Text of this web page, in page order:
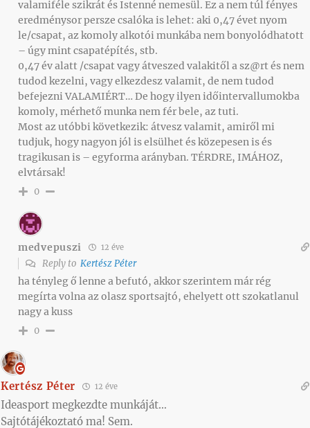
valamiféle szikrát és Istenné nemesül. Ez a nem túl fényes
eredménysor persze csalóka is lehet: aki 0,47 évet nyom
le/csapat, az komoly alkotói munkába nem bonyolódhatott
– úgy mint csapatépítés, stb.
0,47 év alatt /csapat vagy átveszed valakitől a sz@rt és nem
tudod kezelni, vagy elkezdesz valamit, de nem tudod
befejezni VALAMIÉRT… De hogy ilyen időintervallumokba
komoly, mérhető munka nem fér bele, az tuti.
Most az utóbbi következik: átvesz valamit, amiről mi
tudjuk, hogy nagyon jól is elsülhet és közepesen is és
tragikusan is – egyforma arányban. TÉRDRE, IMÁHOZ,
elvtársak!
0
medvepuszi 12 éve
Reply to Kertész Péter
ha tényleg ő lenne a befutó, akkor szerintem már rég
megírta volna az olasz sportsajtó, ehelyett ott szokatlanul
nagy a kuss
0
Kertész Péter 12 éve
Ideasport megkezdte munkáját…
Sajtótájékoztató ma! Sem.